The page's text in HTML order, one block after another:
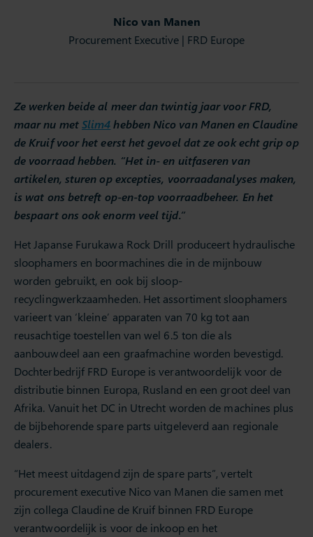
Nico van Manen
Procurement Executive | FRD Europe
Ze werken beide al meer dan twintig jaar voor FRD,
maar nu metSlim4hebben Nico van Manen en Claudine
de Kruif voor het eerst het gevoel dat ze ook echt grip op
de voorraad hebben. “Het in- en uitfaseren van
artikelen, sturen op excepties, voorraadanalyses maken,
is wat ons betreft op-en-top voorraadbeheer. En het
bespaart ons ook enorm veel tijd.”
Het Japanse Furukawa Rock Drill produceert hydraulische
sloophamers en boormachines die in de mijnbouw
worden gebruikt, en ook bij sloop-
recyclingwerkzaamheden. Het assortiment sloophamers
varieert van ‘kleine’ apparaten van 70 kg tot aan
reusachtige toestellen van wel 6.5 ton die als
aanbouwdeel aan een graafmachine worden bevestigd.
Dochterbedrijf FRD Europe is verantwoordelijk voor de
distributie binnen Europa, Rusland en een groot deel van
Afrika. Vanuit het DC in Utrecht worden de machines plus
de bijbehorende spare parts uitgeleverd aan regionale
dealers.
“Het meest uitdagend zijn de spare parts”, vertelt
procurement executive Nico van Manen die samen met
zijn collega Claudine de Kruif binnen FRD Europe
verantwoordelijk is voor de inkoop en het